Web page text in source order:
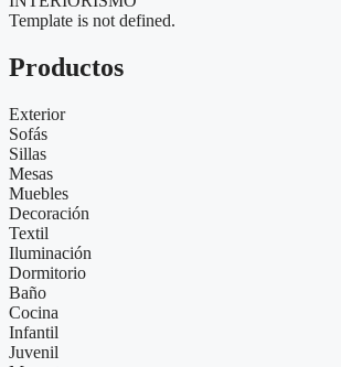
Template is not defined.
Productos
Exterior
Sofás
Sillas
Mesas
Muebles
Decoración
Textil
Iluminación
Dormitorio
Baño
Cocina
Infantil
Juvenil